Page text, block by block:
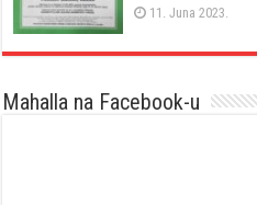
11. Juna 2023.
Mahalla na Facebook-u